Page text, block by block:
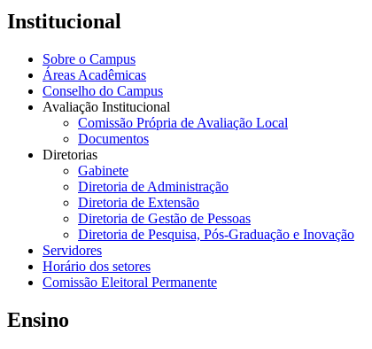
Institucional
Sobre o Campus
Áreas Acadêmicas
Conselho do Campus
Avaliação Institucional
Comissão Própria de Avaliação Local
Documentos
Diretorias
Gabinete
Diretoria de Administração
Diretoria de Extensão
Diretoria de Gestão de Pessoas
Diretoria de Pesquisa, Pós-Graduação e Inovação
Servidores
Horário dos setores
Comissão Eleitoral Permanente
Ensino